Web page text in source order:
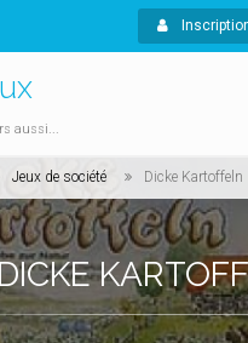
aussi...
Jeux de société Dicke Kartoffeln